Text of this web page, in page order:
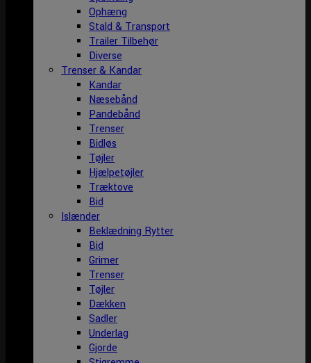
Ophæng
Stald & Transport
Trailer Tilbehør
Diverse
Trenser & Kandar
Kandar
Næsebånd
Pandebånd
Trenser
Bidløs
Tøjler
Hjælpetøjler
Træktove
Bid
Islænder
Beklædning Rytter
Bid
Grimer
Trenser
Tøjler
Dækken
Sadler
Underlag
Gjorde